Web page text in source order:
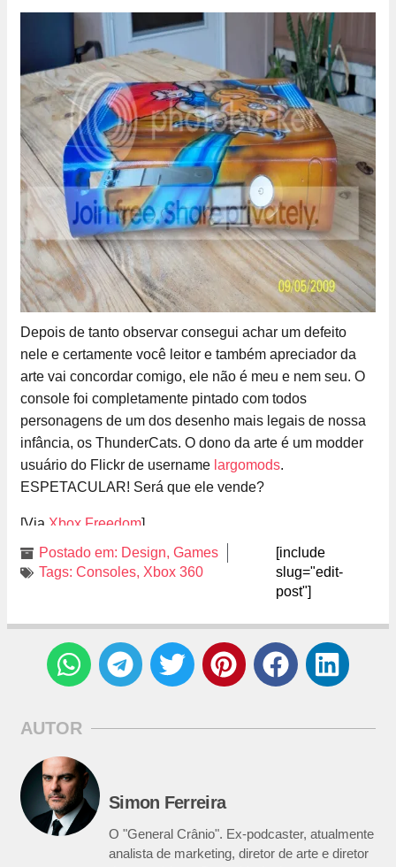
Depois de tanto observar consegui achar um defeito
nele e certamente você leitor e também apreciador da
arte vai concordar comigo, ele não é meu e nem seu. O
console foi completamente pintado com todos
personagens de um dos desenho mais legais de nossa
infância, os ThunderCats. O dono da arte é um modder
usuário do Flickr de username largomods.
ESPETACULAR! Será que ele vende?
[Via Xbox Freedom]
Postado em: Design, Games
Tags: Consoles, Xbox 360
[include
slug="edit-
post"]
AUTOR
Simon Ferreira
O "General Crânio". Ex-podcaster, atualmente
analista de marketing, diretor de arte e diretor